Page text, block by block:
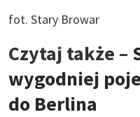
fot. Stary Browar
Czytaj także –
wygodniej
do Berlina